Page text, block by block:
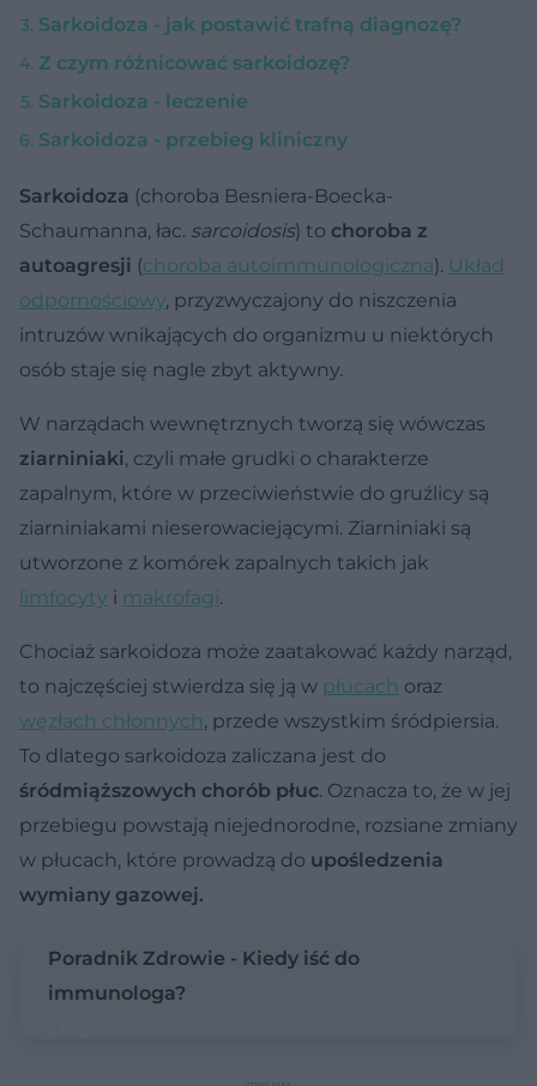
Sarkoidoza - jak postawić trafną diagnozę?
Z czym różnicować sarkoidozę?
Sarkoidoza - leczenie
Sarkoidoza - przebieg kliniczny
Sarkoidoza (choroba Besniera-Boecka-
Schaumanna, łac. sarcoidosis) to choroba z
autoagresji (choroba autoimmunologiczna). Układ
odpornościowy, przyzwyczajony do niszczenia
intruzów wnikających do organizmu u niektórych
osób staje się nagle zbyt aktywny.
W narządach wewnętrznych tworzą się wówczas
ziarniniaki, czyli małe grudki o charakterze
zapalnym, które w przeciwieństwie do gruźlicy są
ziarniniakami nieserowaciejącymi. Ziarniniaki są
utworzone z komórek zapalnych takich jak
limfocyty i makrofagi.
Chociaż sarkoidoza może zaatakować każdy narząd,
to najczęściej stwierdza się ją w płucach oraz
węzłach chłonnych, przede wszystkim śródpiersia.
To dlatego sarkoidoza zaliczana jest do
śródmiąższowych chorób płuc. Oznacza to, że w jej
przebiegu powstają niejednorodne, rozsiane zmiany
w płucach, które prowadzą do upośledzenia
wymiany gazowej.
Poradnik Zdrowie - Kiedy iść do
immunologa?